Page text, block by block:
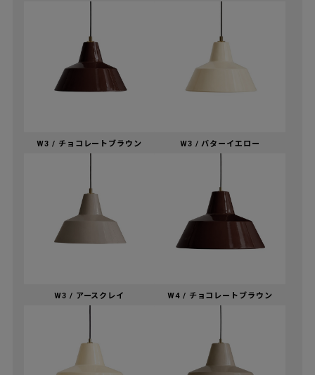
W3 / チョコレートブラウン W3 / バターイエロー
W3 / アースクレイ W4 / チョコレートブラウン